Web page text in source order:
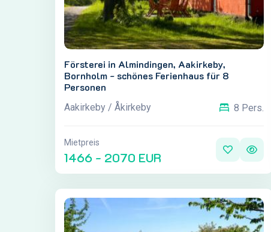
Försterei in Almindingen, Aakirkeby,
Bornholm - schönes Ferienhaus für 8
Personen
Aakirkeby / Åkirkeby 8 Pers.
Mietpreis
1466 - 2070 EUR